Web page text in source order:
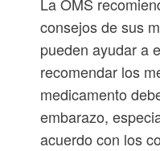
La OMS
consejos de sus
pueden ayudar a
recomendar los
medicamento
embarazo,
acuerdo con los